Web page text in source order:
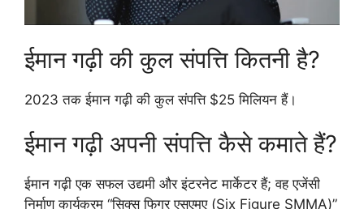
ईमान गढ़ी की कुल संपत्ति कितनी है?
2023 तक ईमान गढ़ी की कुल संपत्ति $25 मिलियन हैं।
ईमान गढ़ी अपनी संपत्ति कैसे कमाते हैं?
ईमान गढ़ी एक सफल उद्यमी और इंटरनेट मार्केटर हैं; वह एजेंसी
निर्माण कार्यक्रम “सिक्स फिगर एसएमए (Six Figure SMMA)”